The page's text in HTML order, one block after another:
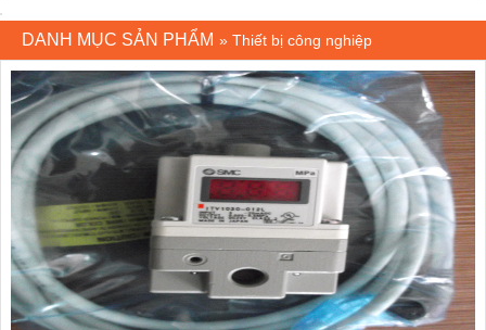
DANH MỤC SẢN PHẨM » Thiết bị công nghiệp